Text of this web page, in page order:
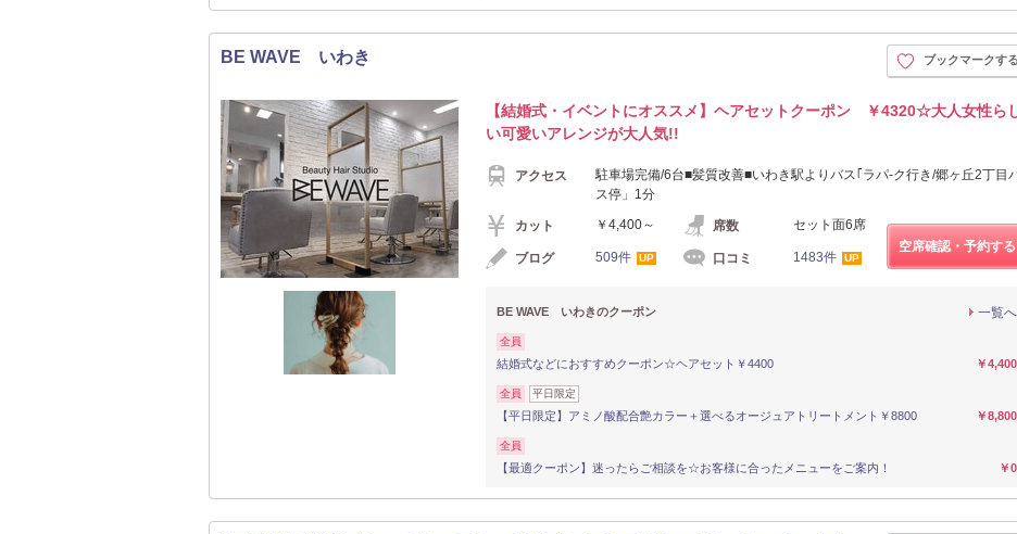
BE WAVE いわき ブックマークする
【結婚式・イベントにオススメ】ヘアセットクーポン ￥4320☆大人女性ら
い可愛いアレンジが大人気!!
アクセス
駐車場完備/6台■髪質改善■いわき駅よりバス｢ラパ-ク行き/郷ヶ丘2丁目
ス停」1分
カット ￥4,400～ 席数 セット面6席
ブログ 509件 UP 口コミ 1483件 UP
空席確認・予約する
BE WAVE いわきのクーポン 一覧へ
全員
結婚式などにおすすめクーポン☆ヘアセット￥4400 ￥4,400
全員 平日限定
【平日限定】アミノ酸配合艶カラー＋選べるオージュアトリートメント￥8800 ￥8,800
全員
【最適クーポン】迷ったらご相談を☆お客様に合ったメニューをご案内！ ￥0